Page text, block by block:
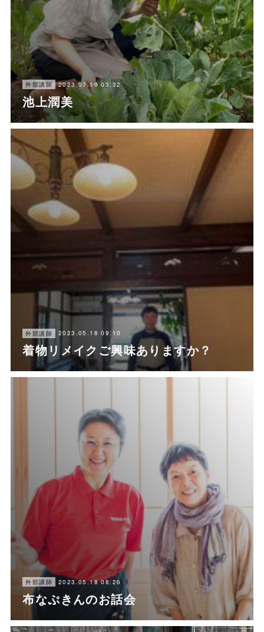
外部講師 2023.07.19 03:32
池上潤美
外部講師 2023.05.18 09:10
着物リメイクご興味ありますか？
外部講師 2023.05.18 08:26
布なぷきんのお話会